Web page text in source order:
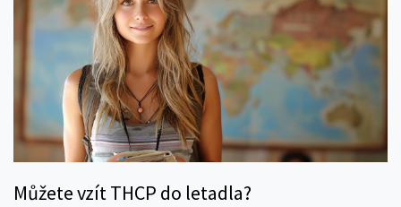
Můžete vzít THCP do letadla?